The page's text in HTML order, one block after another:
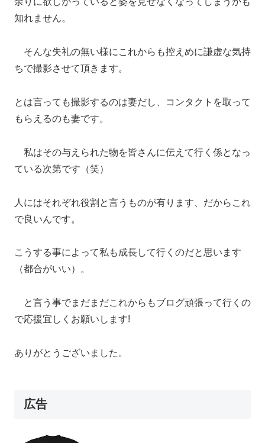
知れません。
そんな失礼の無い様にこれからも控えめに謙虚な気持
ちで撮影させて頂きます。
とは言っても撮影するのは妻だし、コンタクトを取って
もらえるのも妻です。
私はその与えられた物を皆さんに伝えて行く係となっ
ている次第です（笑）
人にはそれぞれ役割と言うものが有ります、だからこれ
で良いんです。
こうする事によって私も成長して行くのだと思います
（都合がいい）。
と言う事でまだまだこれからもブログ頑張って行くの
で応援宜しくお願いします!
ありがとうございました。
広告